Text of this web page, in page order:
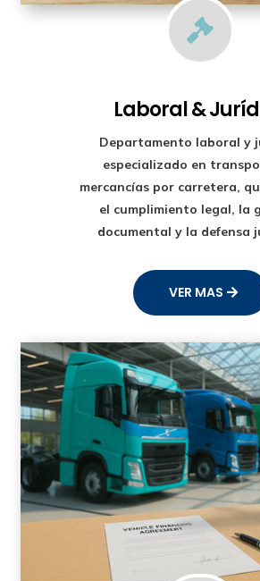

Laboral &
Departamento laboral y
especializado en
mercancías por carretera,
el cumplimiento legal, la
documental y la defensa
VER MAS